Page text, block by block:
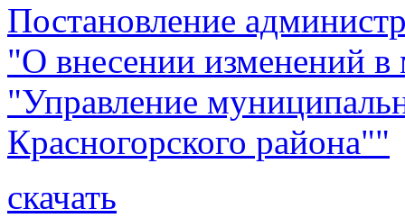
Постановление
"О внесении изменений
"Управление
Красногорского района""
скачать